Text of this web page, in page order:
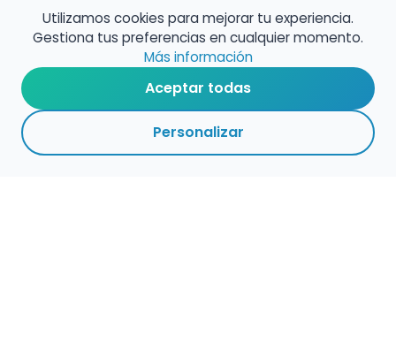
música en España
Configura alertas de empleo
Contacta con nosotros
Utilizamos cookies para mejorar tu experiencia.
Gestiona tus preferencias en cualquier momento.
Más información
Aceptar todas
Personalizar